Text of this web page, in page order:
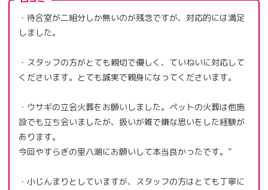
・待合室が二組分しか無いのが残念ですが、対応的には満足
しました。
・スタッフの方がとても親切で優しく、ていねいに対応して
くださいます。とても誠実で親身になってくださいます。
・ウサギの立会火葬をお願いしました。ペットの火葬は他施
設でも立ち会いましたが、扱いが雑で嫌な思いをした経験が
あります。
今回やすらぎの里八潮にお願いして本当良かったです。”
・小じんまりとしていますが、スタッフの方はとても丁寧に